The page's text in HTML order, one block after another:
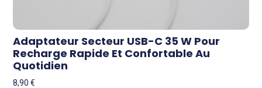
Adaptateur Secteur USB-C 35 W Pour
Recharge Rapide Et Confortable Au
Quotidien
8,90€